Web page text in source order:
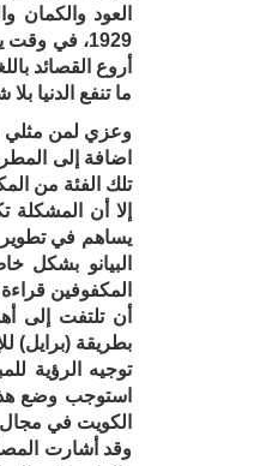
1929، في
أروع القصائد
ما تنفع الدنيا
وعزي لمن مثلي
اضافة إلى
تلك الفئة من
إلا أن
يساهم في تطوير
البيانو بشكل
المكفوفين
أن تلتفت إلى
بطريقة (برايل)
توجيه الرؤية
استوجب وضع
الكويت في
وقد أشارت